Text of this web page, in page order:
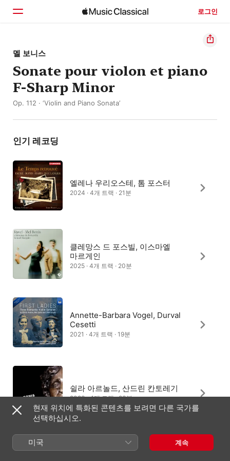
로그인
홈
둘러보기
검색
멜 보니스
Sonate pour violon et piano
F-Sharp Minor
Op. 112 · ‘Violin and Piano Sonata’
인기 레코딩
엘레나 우리오스테, 톰 포스터
2024 · 4개 트랙 · 21분
클레망스 드 포스빌, 이스마엘
마르게인
2025 · 4개 트랙 · 20분
Annette-Barbara Vogel, Durval
Cesetti
2021 · 4개 트랙 · 19분
쉴라 아르놀드, 산드린 칸토레기
2023 · 4개 트랙 · 23분
현재 위치에 특화된 콘텐츠를 보려면 다른 국가를
선택하십시오.
미국 계속